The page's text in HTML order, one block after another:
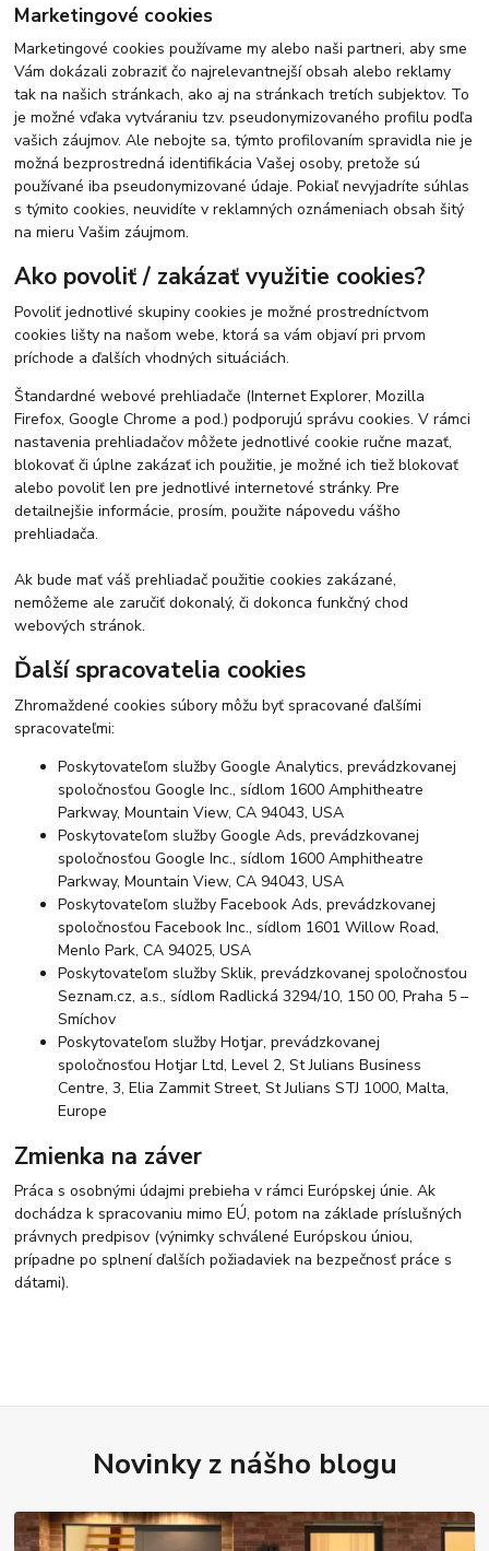
Marketingové cookies
Marketingové cookies používame my alebo naši partneri, aby sme
Vám dokázali zobraziť čo najrelevantnejší obsah alebo reklamy
tak na našich stránkach, ako aj na stránkach tretích subjektov. To
je možné vďaka vytváraniu tzv. pseudonymizovaného profilu podľa
vašich záujmov. Ale nebojte sa, týmto profilovaním spravidla nie je
možná bezprostredná identifikácia Vašej osoby, pretože sú
používané iba pseudonymizované údaje. Pokiaľ nevyjadríte súhlas
s týmito cookies, neuvidíte v reklamných oznámeniach obsah šitý
na mieru Vašim záujmom.
Ako povoliť / zakázať využitie cookies?
Povoliť jednotlivé skupiny cookies je možné prostredníctvom
cookies lišty na našom webe, ktorá sa vám objaví pri prvom
príchode a ďalších vhodných situáciách.
Štandardné webové prehliadače (Internet Explorer, Mozilla
Firefox, Google Chrome a pod.) podporujú správu cookies. V rámci
nastavenia prehliadačov môžete jednotlivé cookie ručne mazať,
blokovať či úplne zakázať ich použitie, je možné ich tiež blokovať
alebo povoliť len pre jednotlivé internetové stránky. Pre
detailnejšie informácie, prosím, použite nápovedu vášho
prehliadača.
Ak bude mať váš prehliadač použitie cookies zakázané,
nemôžeme ale zaručiť dokonalý, či dokonca funkčný chod
webových stránok.
Ďalší spracovatelia cookies
Zhromaždené cookies súbory môžu byť spracované ďalšími
spracovateľmi:
Poskytovateľom služby Google Analytics, prevádzkovanej
spoločnosťou Google Inc., sídlom 1600 Amphitheatre
Parkway, Mountain View, CA 94043, USA
Poskytovateľom služby Google Ads, prevádzkovanej
spoločnosťou Google Inc., sídlom 1600 Amphitheatre
Parkway, Mountain View, CA 94043, USA
Poskytovateľom služby Facebook Ads, prevádzkovanej
spoločnosťou Facebook Inc., sídlom 1601 Willow Road,
Menlo Park, CA 94025, USA
Poskytovateľom služby Sklik, prevádzkovanej spoločnosťou
Seznam.cz, a.s., sídlom Radlická 3294/10, 150 00, Praha 5 –
Smíchov
Poskytovateľom služby Hotjar, prevádzkovanej
spoločnosťou Hotjar Ltd, Level 2, St Julians Business
Centre, 3, Elia Zammit Street, St Julians STJ 1000, Malta,
Europe
Zmienka na záver
Práca s osobnými údajmi prebieha v rámci Európskej únie. Ak
dochádza k spracovaniu mimo EÚ, potom na základe príslušných
právnych predpisov (výnimky schválené Európskou úniou,
prípadne po splnení ďalších požiadaviek na bezpečnosť práce s
dátami).
Novinky z nášho blogu